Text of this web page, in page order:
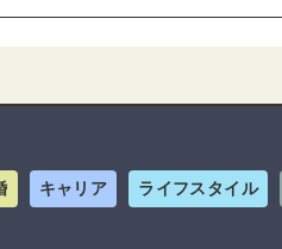
キャリア ライフスタイル